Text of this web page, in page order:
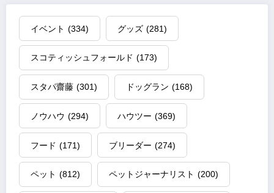
イベント (334) グッズ (281)
スコティッシュフォールド (173)
スタパ齋藤 (301) ドッグラン (168)
ノウハウ (294) ハウツー (369)
フード (171) ブリーダー (274)
ペット (812) ペットジャーナリスト (200)